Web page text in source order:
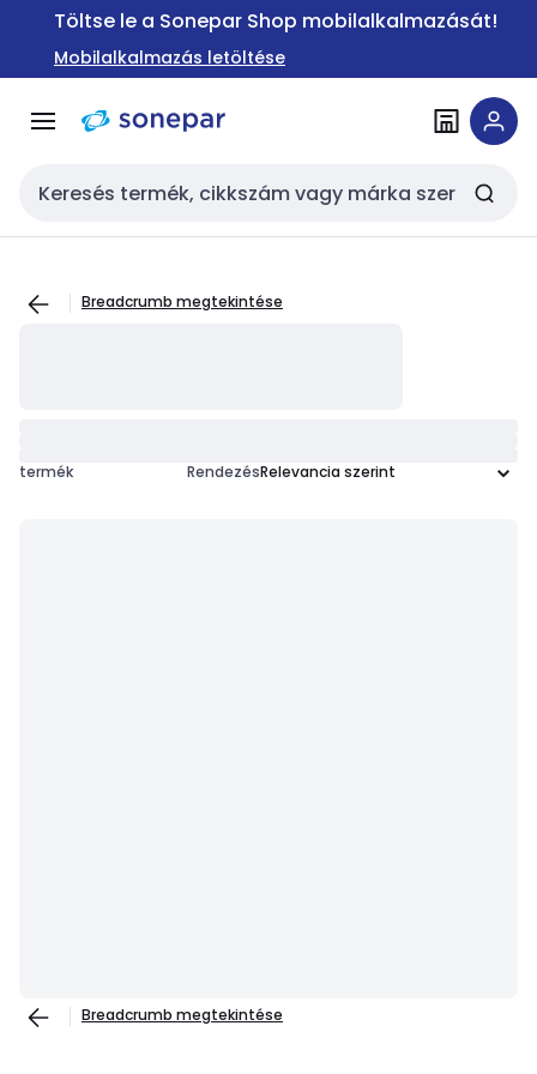
Ugrás a
Ugrás a
tartalomra
Töltse le a Sonepar Shop mobilalkalmazását!
Mobilalkalmazás letöltése
Keresési bemenet
Breadcrumb megtekintése
termék Rendezés
Breadcrumb megtekintése